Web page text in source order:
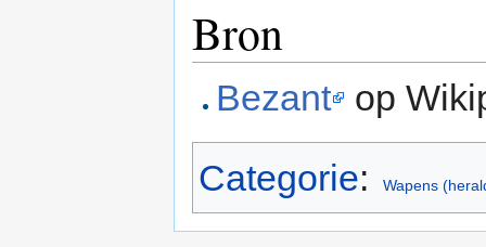
Bron
Bezant op
Categorie: Wapens